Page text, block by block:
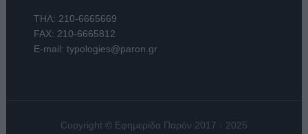
ΤΗΛ: 210-6665669
FAX: 210-6665812
E-mail: typologies@paron.gr
Copyright © Εφημερίδα Παρόν 2017 - 2025